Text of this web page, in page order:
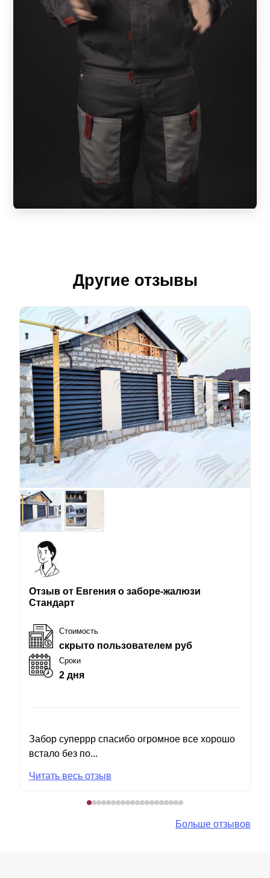
Другие отзывы
Отзыв от Евгения о заборе-жалюзи
Стандарт
Стоимость
скрыто пользователем руб
Сроки
2 дня
Забор суперрр спасибо огромное все хорошо
встало без по...
Читать весь отзыв
Больше отзывов